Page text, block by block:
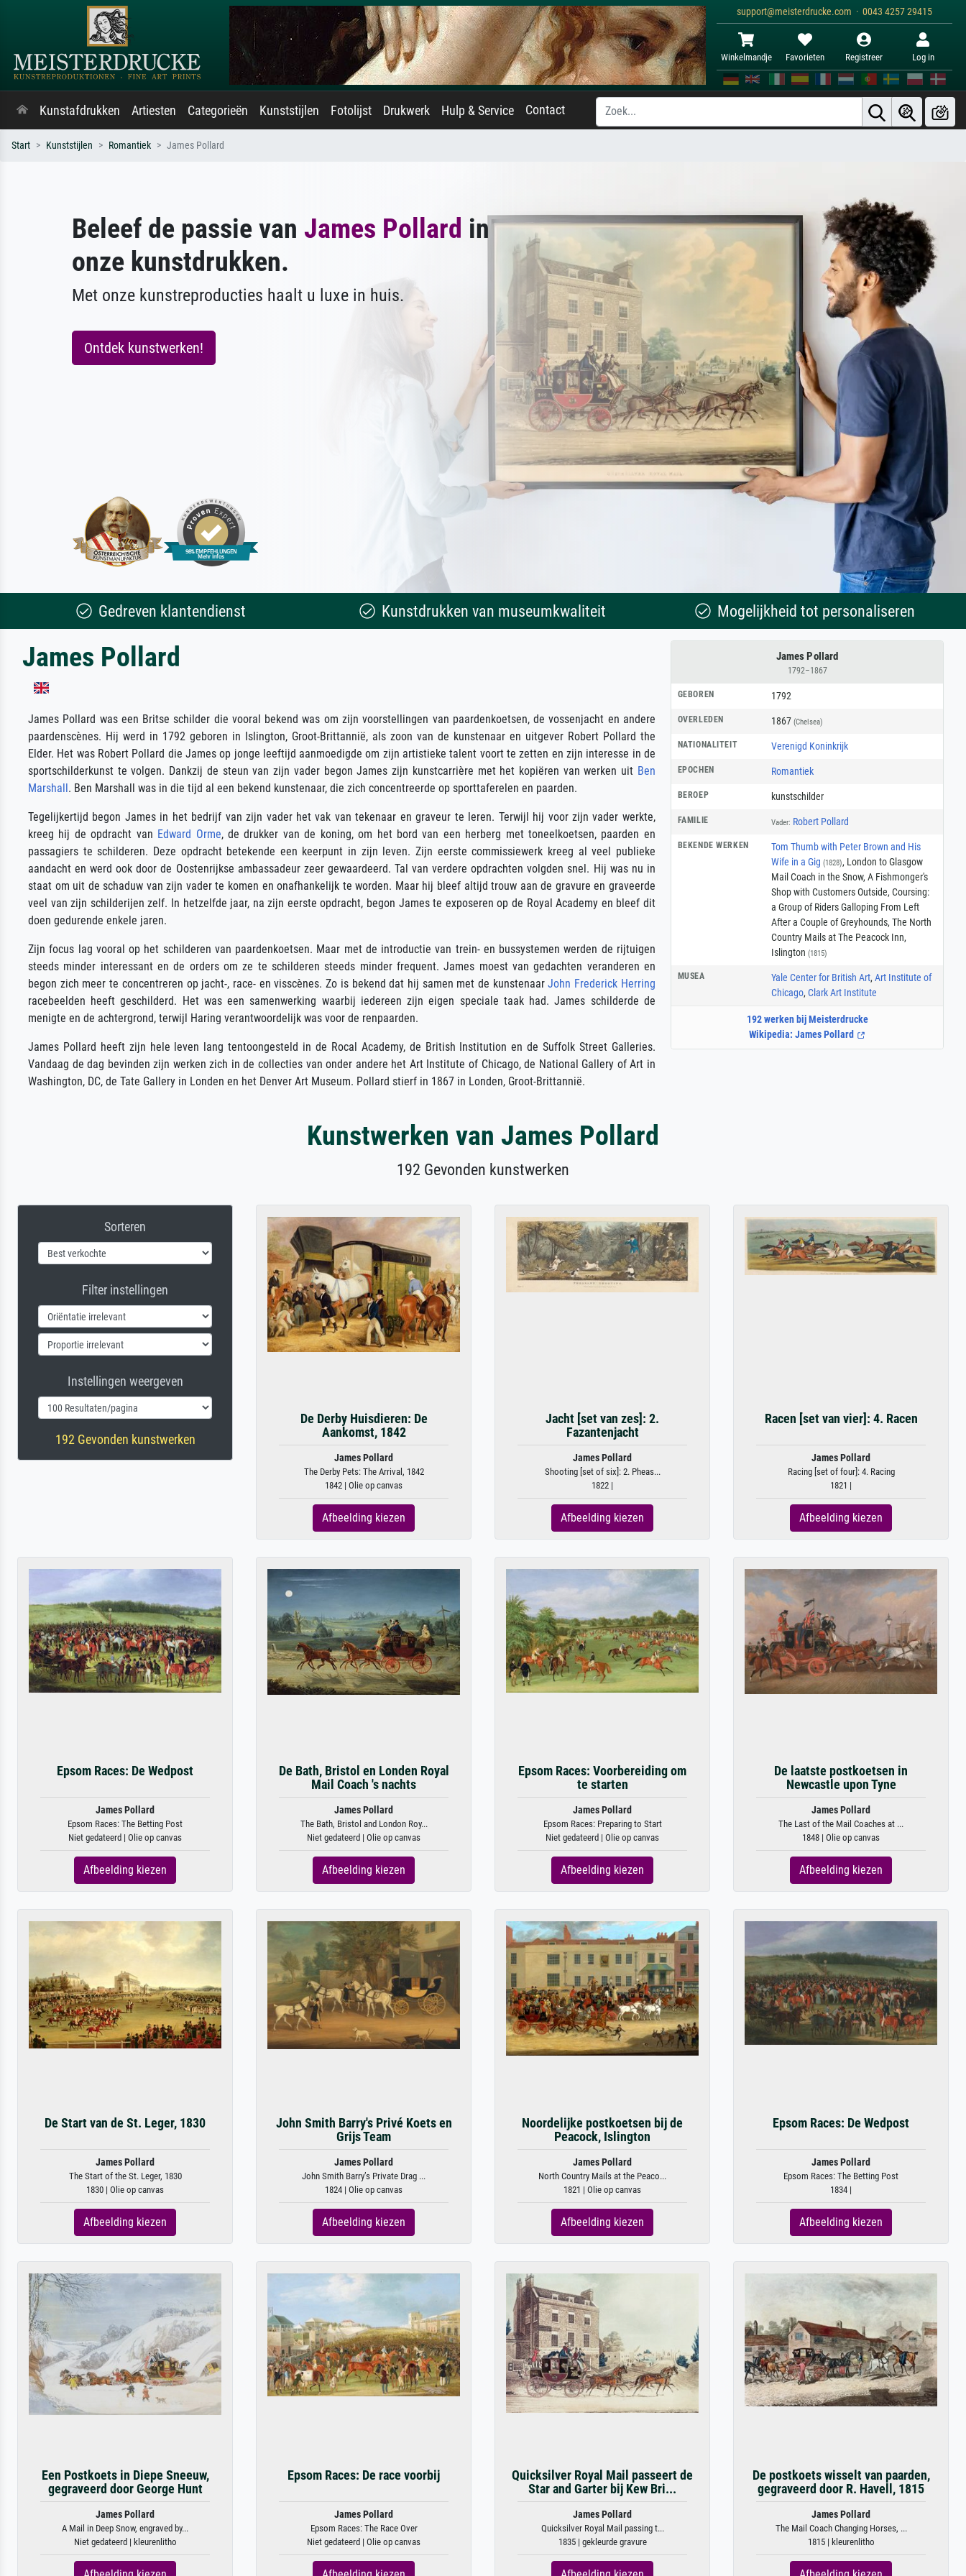
support@meisterdrucke.com · 0043 4257 29415
Winkelmandje Favorieten Registreer Log in
Kunstafdrukken Artiesten Categorieën Kunststijlen Fotolijst Drukwerk Hulp & Service Contact
Start Kunststijlen Romantiek James Pollard
Beleef de passie van James Pollard in
onze kunstdrukken.
Met onze kunstreproducties haalt u luxe in huis.
Ontdek kunstwerken!
Gedreven klantendienst Kunstdrukken van museumkwaliteit Mogelijkheid tot personaliseren
James Pollard
1792–1867
GEBOREN 1792
OVERLEDEN 1867 (Chelsea)
NATIONALITEIT Verenigd Koninkrijk
EPOCHEN Romantiek
BEROEP kunstschilder
FAMILIE Vader: Robert Pollard
BEKENDE WERKEN
Tom Thumb with Peter Brown and His
Wife in a Gig (1828), London to Glasgow
Mail Coach in the Snow, A Fishmonger's
Shop with Customers Outside, Coursing:
a Group of Riders Galloping From Left
After a Couple of Greyhounds, The North
Country Mails at The Peacock Inn,
Islington (1815)
MUSEA Yale Center for British Art, Art Institute of
Chicago, Clark Art Institute
192 werken bij Meisterdrucke
Wikipedia: James Pollard
James Pollard
James Pollard was een Britse schilder die vooral bekend was om zijn voorstellingen van paardenkoetsen, de vossenjacht en andere
paardenscènes. Hij werd in 1792 geboren in Islington, Groot-Brittannië, als zoon van de kunstenaar en uitgever Robert Pollard the
Elder. Het was Robert Pollard die James op jonge leeftijd aanmoedigde om zijn artistieke talent voort te zetten en zijn interesse in de
sportschilderkunst te volgen. Dankzij de steun van zijn vader begon James zijn kunstcarrière met het kopiëren van werken uit Ben
Marshall. Ben Marshall was in die tijd al een bekend kunstenaar, die zich concentreerde op sporttaferelen en paarden.
Tegelijkertijd begon James in het bedrijf van zijn vader het vak van tekenaar en graveur te leren. Terwijl hij voor zijn vader werkte,
kreeg hij de opdracht van Edward Orme, de drukker van de koning, om het bord van een herberg met toneelkoetsen, paarden en
passagiers te schilderen. Deze opdracht betekende een keerpunt in zijn leven. Zijn eerste commissiewerk kreeg al veel publieke
aandacht en werd ook door de Oostenrijkse ambassadeur zeer gewaardeerd. Tal van verdere opdrachten volgden snel. Hij was nu in
staat om uit de schaduw van zijn vader te komen en onafhankelijk te worden. Maar hij bleef altijd trouw aan de gravure en graveerde
veel van zijn schilderijen zelf. In hetzelfde jaar, na zijn eerste opdracht, begon James te exposeren op de Royal Academy en bleef dit
doen gedurende enkele jaren.
Zijn focus lag vooral op het schilderen van paardenkoetsen. Maar met de introductie van trein- en bussystemen werden de rijtuigen
steeds minder interessant en de orders om ze te schilderen steeds minder frequent. James moest van gedachten veranderen en
begon zich meer te concentreren op jacht-, race- en visscènes. Zo is bekend dat hij samen met de kunstenaarJohn Frederick Herring
racebeelden heeft geschilderd. Het was een samenwerking waarbij iedereen zijn eigen speciale taak had. James schilderde de
menigte en de achtergrond, terwijl Haring verantwoordelijk was voor de renpaarden.
James Pollard heeft zijn hele leven lang tentoongesteld in de Rocal Academy, de British Institution en de Suffolk Street Galleries.
Vandaag de dag bevinden zijn werken zich in de collecties van onder andere het Art Institute of Chicago, de National Gallery of Art in
Washington, DC, de Tate Gallery in Londen en het Denver Art Museum. Pollard stierf in 1867 in Londen, Groot-Brittannië.
Kunstwerken van James Pollard
192 Gevonden kunstwerken
Sorteren
Filter instellingen
Instellingen weergeven
192 Gevonden kunstwerken
De Derby Huisdieren: De
Aankomst, 1842
James Pollard
The Derby Pets: The Arrival, 1842
1842 | Olie op canvas
Afbeelding kiezen
Jacht [set van zes]: 2.
Fazantenjacht
James Pollard
Shooting [set of six]: 2. Pheas...
1822 |
Afbeelding kiezen
Racen [set van vier]: 4. Racen
James Pollard
Racing [set of four]: 4. Racing
1821 |
Afbeelding kiezen
Epsom Races: De Wedpost
James Pollard
Epsom Races: The Betting Post
Niet gedateerd | Olie op canvas
Afbeelding kiezen
De Bath, Bristol en Londen Royal
Mail Coach 's nachts
James Pollard
The Bath, Bristol and London Roy...
Niet gedateerd | Olie op canvas
Afbeelding kiezen
Epsom Races: Voorbereiding om
te starten
James Pollard
Epsom Races: Preparing to Start
Niet gedateerd | Olie op canvas
Afbeelding kiezen
De laatste postkoetsen in
Newcastle upon Tyne
James Pollard
The Last of the Mail Coaches at ...
1848 | Olie op canvas
Afbeelding kiezen
De Start van de St. Leger, 1830
James Pollard
The Start of the St. Leger, 1830
1830 | Olie op canvas
Afbeelding kiezen
John Smith Barry's Privé Koets en
Grijs Team
James Pollard
John Smith Barry’s Private Drag ...
1824 | Olie op canvas
Afbeelding kiezen
Noordelijke postkoetsen bij de
Peacock, Islington
James Pollard
North Country Mails at the Peaco...
1821 | Olie op canvas
Afbeelding kiezen
Epsom Races: De Wedpost
James Pollard
Epsom Races: The Betting Post
1834 |
Afbeelding kiezen
Een Postkoets in Diepe Sneeuw,
gegraveerd door George Hunt
James Pollard
A Mail in Deep Snow, engraved by...
Niet gedateerd | kleurenlitho
Epsom Races: De race voorbij
James Pollard
Epsom Races: The Race Over
Niet gedateerd | Olie op canvas
Quicksilver Royal Mail passeert de
Star and Garter bij Kew Bri...
James Pollard
Quicksilver Royal Mail passing t...
1835 | gekleurde gravure
De postkoets wisselt van paarden,
gegraveerd door R. Havell, 1815
James Pollard
The Mail Coach Changing Horses, ...
1815 | kleurenlitho